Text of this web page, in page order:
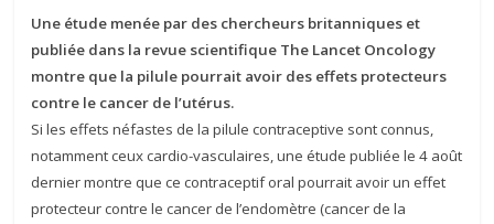
Une étude menée par des chercheurs britanniques et
publiée dans la revue scientifique The Lancet Oncology
montre que la pilule pourrait avoir des effets protecteurs
contre le cancer de l’utérus.
Si les effets néfastes de la pilule contraceptive sont connus,
notamment ceux cardio-vasculaires, une étude publiée le 4 août
dernier montre que ce contraceptif oral pourrait avoir un effet
protecteur contre le cancer de l’endomètre (cancer de la